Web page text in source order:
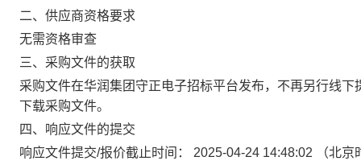
二、供应商资格要求
无需资格审查
三、采购文件的获取
采购文件在华润集团守正电子招标平台发布，不再另行线
下载采购文件。
四、响应文件的提交
响应文件提交/报价截止时间： 2025-04-24 14:48:02
（北